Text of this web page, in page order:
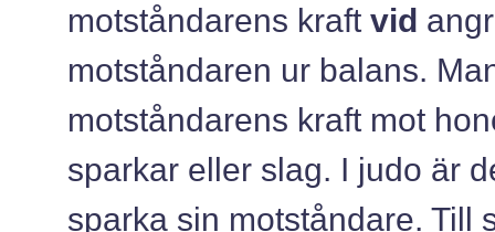
motståndarens kraft vid
motståndaren ur balans.
motståndarens kraft mot
sparkar eller slag. I judo är
sparka sin motståndare. Till